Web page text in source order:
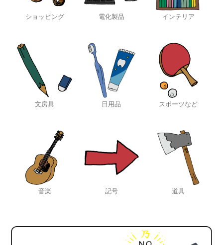
ショッピング 電化製品 インテリア
文房具 日用品 スポーツなど
音楽 記号 道具